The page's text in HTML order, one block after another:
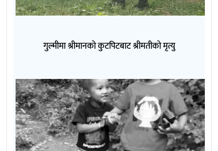
गुल्मीमा श्रीमानको कुटपिटबाट श्रीमतीको मृत्यु